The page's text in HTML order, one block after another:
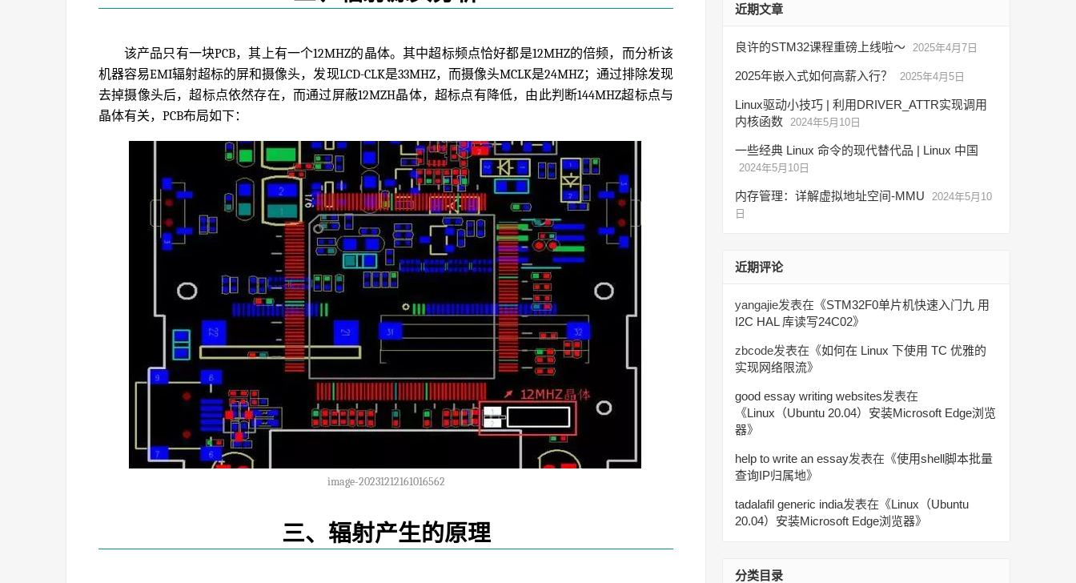
该产品只有一块PCB，其上有一个12MHZ的晶体。其中超标频点恰好都是12MHZ的倍频，而分析该
机器容易EMI辐射超标的屏和摄像头，发现LCD-CLK是33MHZ，而摄像头MCLK是24MHZ；通过排除发现
去掉摄像头后，超标点依然存在，而通过屏蔽12MZH晶体，超标点有降低，由此判断144MHZ超标点与
晶体有关，PCB布局如下：
image-20231212161016562
三、辐射产生的原理
近期文章
良许的STM32课程重磅上线啦～ 2025年4月7日
2025年嵌入式如何高薪入行？ 2025年4月5日
Linux驱动小技巧 | 利用DRIVER_ATTR实现调用
内核函数 2024年5月10日
一些经典 Linux 命令的现代替代品 | Linux 中国
2024年5月10日
内存管理：详解虚拟地址空间-MMU
2024年5月10
日
近期评论
yangajie发表在《STM32F0单片机快速入门九 用
I2C HAL 库读写24C02》
zbcode发表在《如何在 Linux 下使用 TC 优雅的
实现网络限流》
good essay writing websites发表在
《Linux（Ubuntu 20.04）安装Microsoft Edge浏览
器》
help to write an essay发表在《使用shell脚本批量
查询IP归属地》
tadalafil generic india发表在《Linux（Ubuntu
20.04）安装Microsoft Edge浏览器》
分类目录